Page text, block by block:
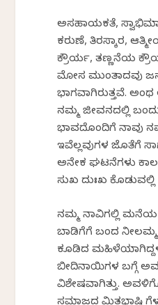
ಅಸಹಾಯಕತೆ,
ಕರುಣೆ, ತಿರಸ್ಕಾರ,
ಕ್ರೌರ್ಯ, ತಣ್ಣನೆಯ
ಮೋಸ ಮುಂತಾದವು
ಭಾಗವಾಗಿರುತ್ತವೆ.
ನಮ್ಮ ಜೀವನದಲ್ಲಿ
ಭಾವದೊಂದಿಗೆ ನಾವು
ಇವೆಲ್ಲವುಗಳ ಜೊತೆಗೆ
ಅನೇಕ ಘಟನೆಗಳು ಕಾಲ
ಸುಖ ದುಃಖ ಕೊಡುವಲ್ಲಿ
ನಮ್ಮ ನಾವಿಗಲ್ಲಿ
ಬಾಡಿಗೆಗೆ ಬಂದ
ಕೂಡಿದ
ಬೀದಿನಾಯಿಗಳ ಬಗ್ಗೆ
ವಿಶೇಷವಾಗಿತ್ತು.